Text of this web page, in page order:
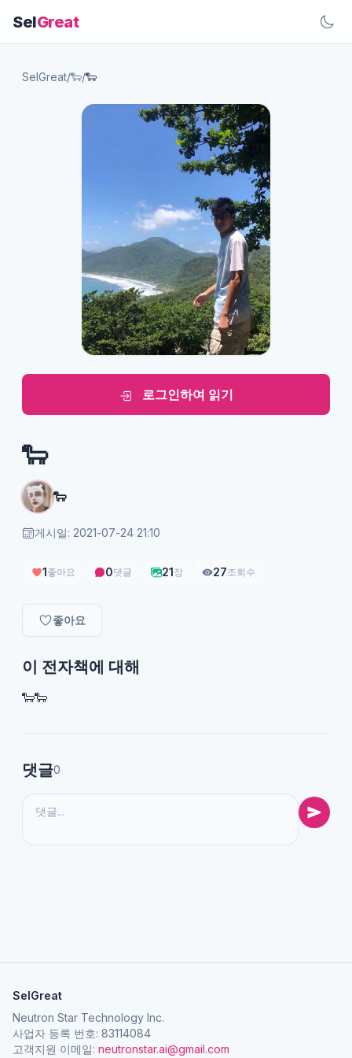
SelGreat
SelGreat/🐑/🐑
로그인하여 읽기
🐑
🐑
게시일: 2021-07-24 21:10
1좋아요 0댓글 21장 27조회수
좋아요
이 전자책에 대해
🐑🐑
댓글0
SelGreat
Neutron Star Technology Inc.
사업자 등록 번호: 83114084
고객지원 이메일: neutronstar.ai@gmail.com